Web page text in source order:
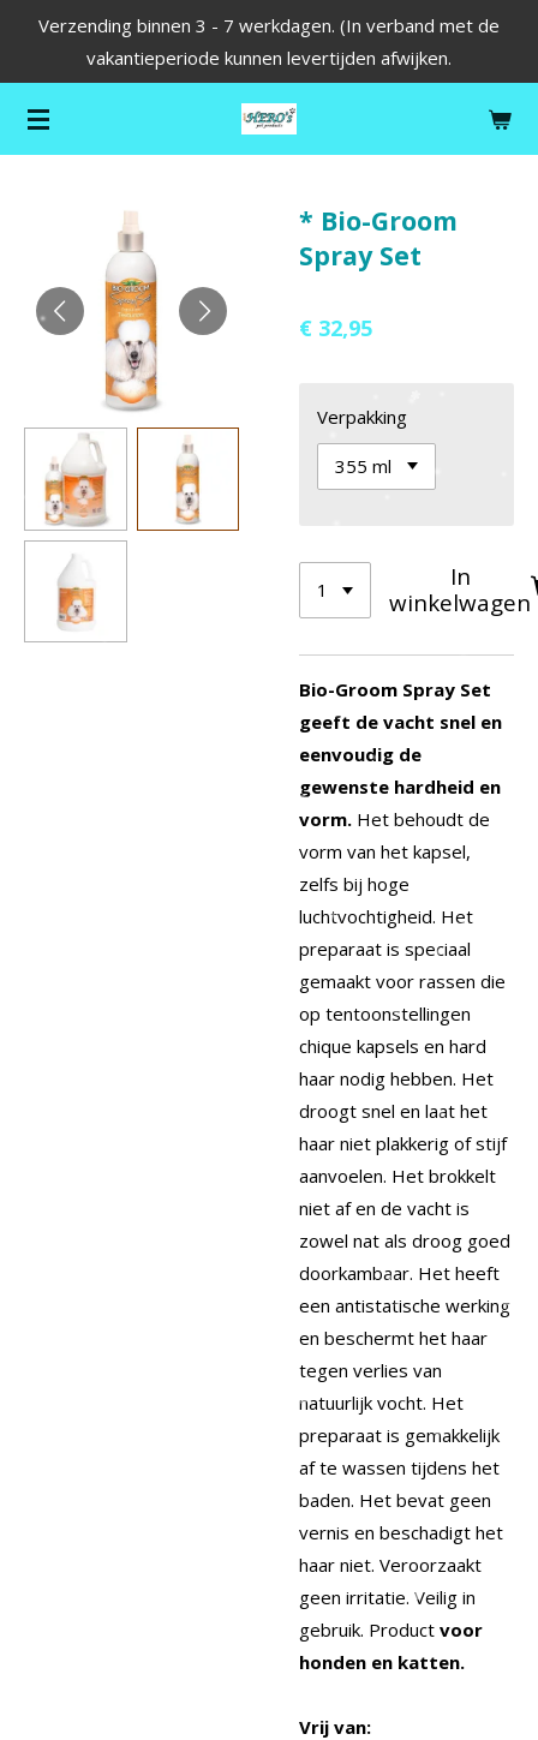
de
hoofdinhoud
Verzending binnen 3 - 7 werkdagen. (In verband met de
vakantieperiode kunnen levertijden afwijken.
* Bio-Groom
Spray Set
€ 32,95
Verpakking
In
winkelwagen
Bio-Groom Spray Set
geeft de vacht snel en
eenvoudig de
gewenste hardheid en
vorm. Het behoudt de
vorm van het kapsel,
zelfs bij hoge
luchtvochtigheid. Het
preparaat is speciaal
gemaakt voor rassen die
op tentoonstellingen
chique kapsels en hard
haar nodig hebben. Het
droogt snel en laat het
haar niet plakkerig of stijf
aanvoelen. Het brokkelt
niet af en de vacht is
zowel nat als droog goed
doorkambaar. Het heeft
een antistatische werking
en beschermt het haar
tegen verlies van
natuurlijk vocht. Het
preparaat is gemakkelijk
af te wassen tijdens het
baden. Het bevat geen
vernis en beschadigt het
haar niet. Veroorzaakt
geen irritatie. Veilig in
gebruik. Product voor
honden en katten.
Vrij van: